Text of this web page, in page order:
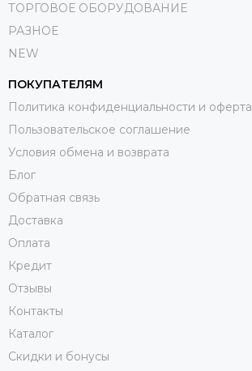
ТОРГОВОЕ ОБОРУДОВАНИЕ
РАЗНОЕ
NEW
ПОКУПАТЕЛЯМ
Политика конфиденциальности и оферта
Пользовательское соглашение
Условия обмена и возврата
Блог
Обратная связь
Доставка
Оплата
Кредит
Отзывы
Контакты
Каталог
Скидки и бонусы